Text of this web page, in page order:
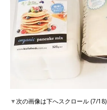
▼次の画像は下へスクロール (7/18)